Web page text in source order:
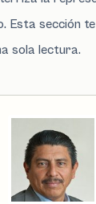
Esta sección
sola lectura.